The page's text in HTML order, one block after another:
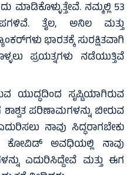
ನಮ್ಮಲ್ಲಿ 53
ತೈಲ, ಅನಿಲ ಮತ್ತು
ಭಾರತಕ್ಕೆ ಸುರಕ್ಷಿತವಾಗಿ
ಪ್ರಯತ್ನಗಳು ನಡೆಯುತ್ತಿವೆ
ಯುದ್ಧದಿಂದ ಸೃಷ್ಟಿಯಾಗಿರುವ
ಪರಿಣಾಮಗಳನ್ನು ಬೀರುವ
ನಾವು ಸಿದ್ಧರಾಗಬೇಕು
ಕೋವಿಡ್‌ ಅವಧಿಯಲ್ಲಿ ನಾವು
ಎದುರಿಸಿದ್ದೇವೆ ಮತ್ತು ಈಗ